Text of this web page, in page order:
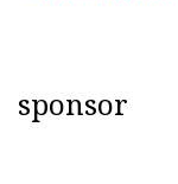
sponsor